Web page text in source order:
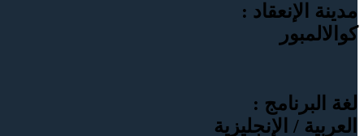
مدينة الإنعقاد :
كوالالمبور
لغة البرنامج :
العربية / الإنجليزية